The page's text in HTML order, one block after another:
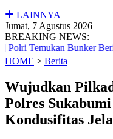
LAINNYA
Jumat, 7 Agustus 2026
BREAKING NEWS:
Bunker Berisi Uang
HOME > Berita
Wujudkan
Polres
Kondusifitas